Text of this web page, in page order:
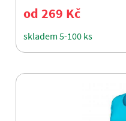
od 269 Kč
skladem 5-100 ks